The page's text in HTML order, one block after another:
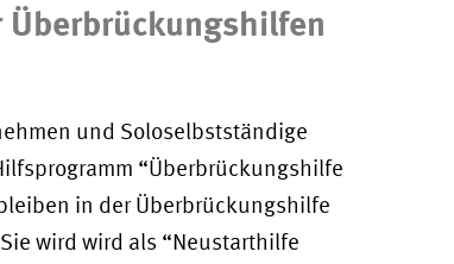
und Soloselbstständige
“Überbrückungshilfe
in der Überbrückungshilfe
wird wird als “Neustarthilfe